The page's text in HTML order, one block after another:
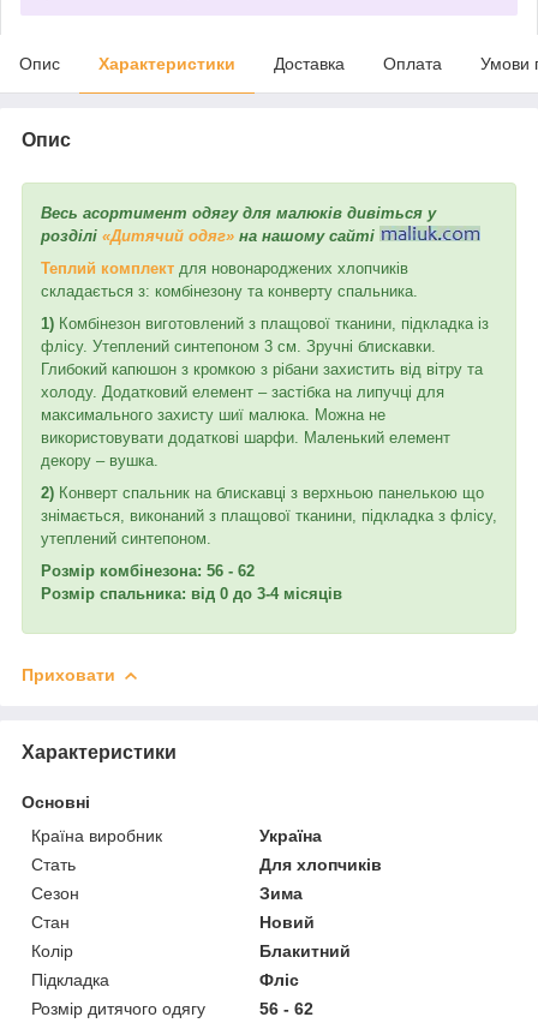
Опис Характеристики Доставка Оплата Умови
Опис
Весь асортимент одягу для малюків дивіться у
розділі «Дитячий одяг» на нашому сайті
Теплий комплект для новонароджених хлопчиків
складається з: комбінезону та конверту спальника.
1) Комбінезон виготовлений з плащової тканини, підкладка із
флісу. Утеплений синтепоном 3 см. Зручні блискавки.
Глибокий капюшон з кромкою з рібани захистить від вітру та
холоду. Додатковий елемент – застібка на липучці для
максимального захисту шиї малюка. Можна не
використовувати додаткові шарфи. Маленький елемент
декору – вушка.
2) Конверт спальник на блискавці з верхньою панелькою що
знімається, виконаний з плащової тканини, підкладка з флісу,
утеплений синтепоном.
Розмір комбінезона: 56 - 62
Розмір спальника: від 0 до 3-4 місяців
Приховати
Характеристики
Основні
Країна виробник
Україна
Стать
Для хлопчиків
Сезон
Зима
Стан
Новий
Колір
Блакитний
Підкладка
Фліс
Розмір дитячого одягу
56 - 62